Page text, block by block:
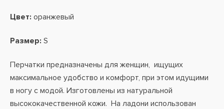
Цвет: оранжевый
Размер: S
Перчатки предназначены для женщин, ищущих
максимальное удобство и комфорт, при этом идущими
в ногу с модой. Изготовлены из натуральной
высококачественной кожи. На ладони использован